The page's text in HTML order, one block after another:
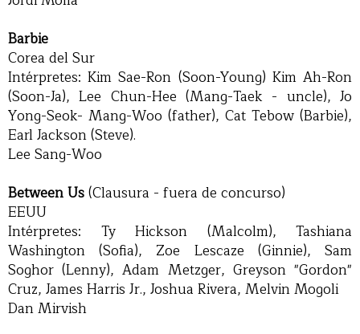
Barbie
Corea del Sur
Intérpretes: Kim Sae-Ron (Soon-Young) Kim Ah-Ron
(Soon-Ja), Lee Chun-Hee (Mang-Taek - uncle), Jo
Yong-Seok- Mang-Woo (father), Cat Tebow (Barbie),
Earl Jackson (Steve).
Lee Sang-Woo
Between Us(Clausura - fuera de concurso)
EEUU
Intérpretes: Ty Hickson (Malcolm), Tashiana
Washington (Sofia), Zoe Lescaze (Ginnie), Sam
Soghor (Lenny), Adam Metzger, Greyson "Gordon"
Cruz, James Harris Jr., Joshua Rivera, Melvin Mogoli
Dan Mirvish